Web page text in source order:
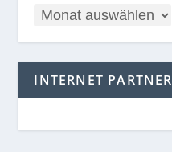
INTERNET PARTNER